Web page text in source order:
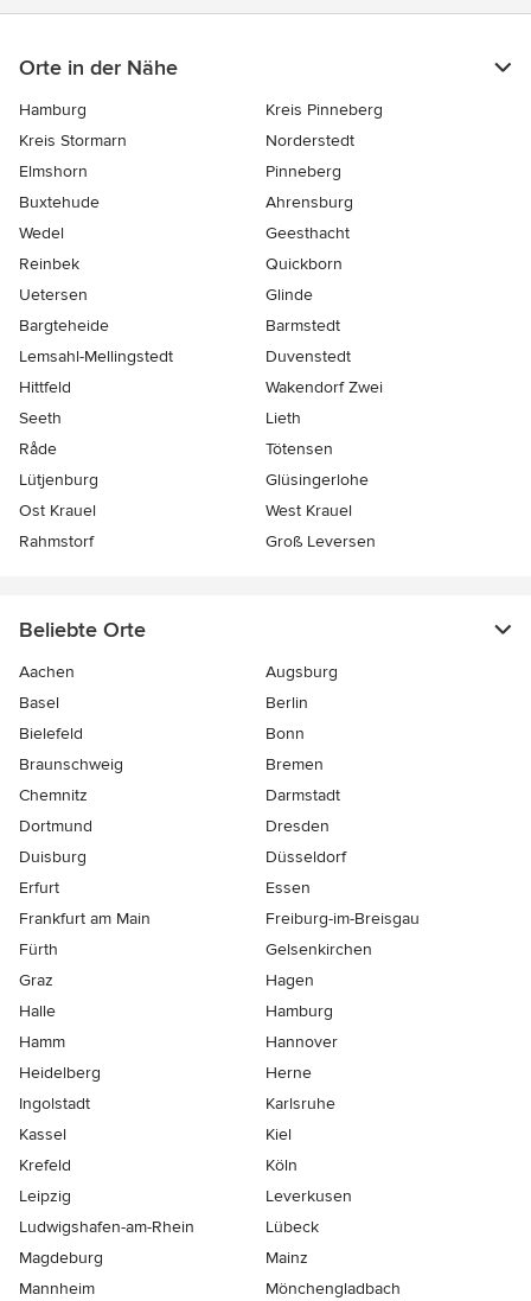
Orte in der Nähe
Hamburg
Kreis Pinneberg
Kreis Stormarn
Norderstedt
Elmshorn
Pinneberg
Buxtehude
Ahrensburg
Wedel
Geesthacht
Reinbek
Quickborn
Uetersen
Glinde
Bargteheide
Barmstedt
Lemsahl-Mellingstedt
Duvenstedt
Hittfeld
Wakendorf Zwei
Seeth
Lieth
Råde
Tötensen
Lütjenburg
Glüsingerlohe
Ost Krauel
West Krauel
Rahmstorf
Groß Leversen
Beliebte Orte
Aachen
Augsburg
Basel
Berlin
Bielefeld
Bonn
Braunschweig
Bremen
Chemnitz
Darmstadt
Dortmund
Dresden
Duisburg
Düsseldorf
Erfurt
Essen
Frankfurt am Main
Freiburg-im-Breisgau
Fürth
Gelsenkirchen
Graz
Hagen
Halle
Hamburg
Hamm
Hannover
Heidelberg
Herne
Ingolstadt
Karlsruhe
Kassel
Kiel
Krefeld
Köln
Leipzig
Leverkusen
Ludwigshafen-am-Rhein
Lübeck
Magdeburg
Mainz
Mannheim
Mönchen­gladbach